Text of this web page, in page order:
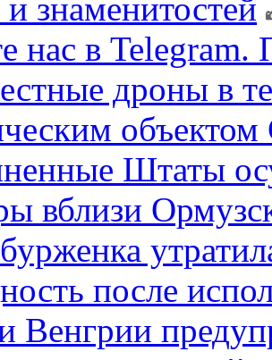
знаменитостей
нас в
дроны в
Штаты
вблизи
после
Венгрии